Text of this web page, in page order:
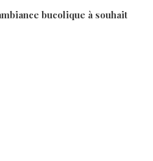
bucolique à souhait